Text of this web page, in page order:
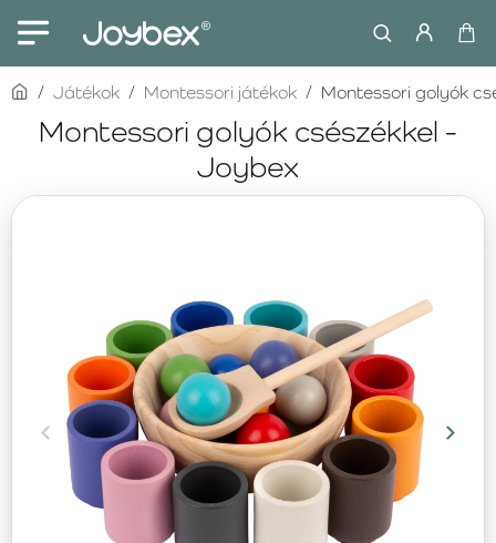
Montessori golyók csészékkel -
Joybex
homeJátékok Montessori játékok Montessori golyók